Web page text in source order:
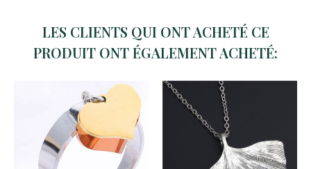
LES CLIENTS QUI ONT ACHETÉ CE
PRODUIT ONT ÉGALEMENT ACHETÉ: